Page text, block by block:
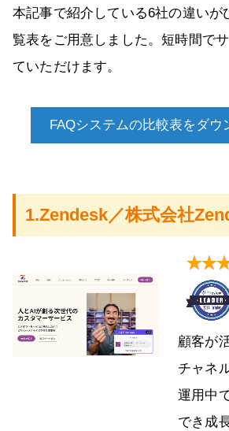
本記事で紹介している6社の違いが
覧表をご用意しました。短時間で
ていただけます。
FAQシステムの比較表をダウ
1.Zendesk／株式会社
顧客が
チャネ
運用中
でき成